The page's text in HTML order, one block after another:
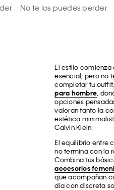
No te los puedes perder
El estilo comienza
esencial, pero no
completar tu
para hombre ,
opciones
valoran tanto la
estética
Calvin Klein.
El equilibrio entre
no termina con la
Combina tus
accesorios
que acompañan
día con discreta